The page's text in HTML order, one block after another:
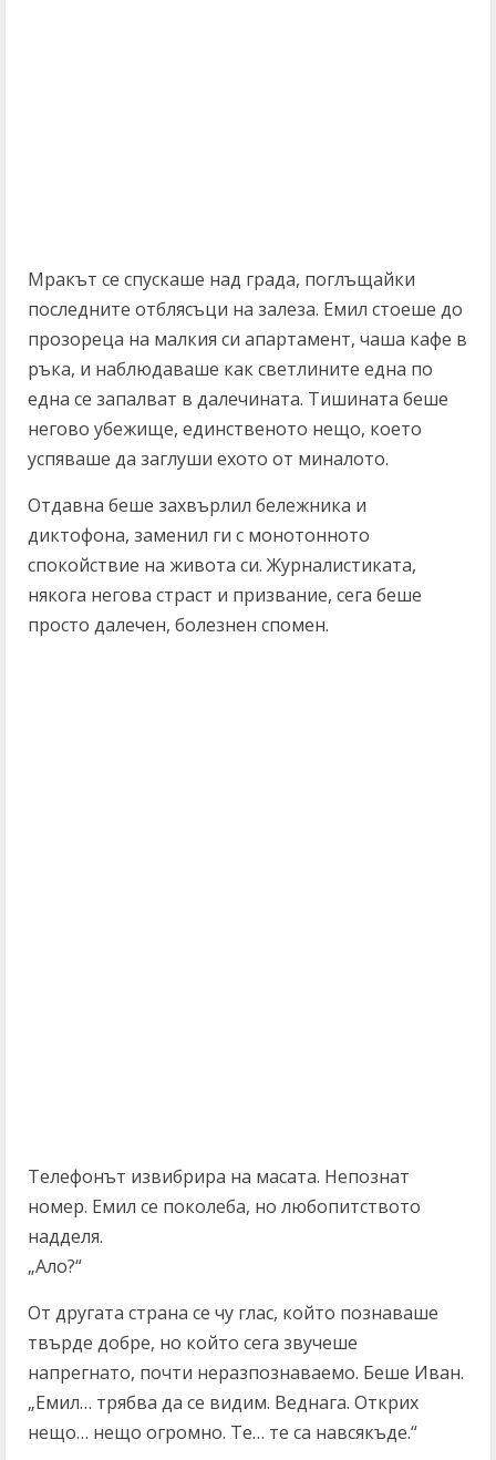
Мракът се спускаше над града, поглъщайки
последните отблясъци на залеза. Емил стоеше до
прозореца на малкия си апартамент, чаша кафе в
ръка, и наблюдаваше как светлините една по
една се запалват в далечината. Тишината беше
негово убежище, единственото нещо, което
успяваше да заглуши ехото от миналото.
Отдавна беше захвърлил бележника и
диктофона, заменил ги с монотонното
спокойствие на живота си. Журналистиката,
някога негова страст и призвание, сега беше
просто далечен, болезнен спомен.
Телефонът извибрира на масата. Непознат
номер. Емил се поколеба, но любопитството
надделя.
„Ало?“
От другата страна се чу глас, който познаваше
твърде добре, но който сега звучеше
напрегнато, почти неразпознаваемо. Беше Иван.
„Емил… трябва да се видим. Веднага. Открих
нещо… нещо огромно. Те… те са навсякъде.“